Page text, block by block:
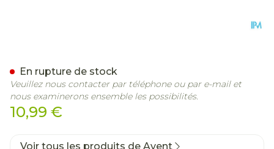
10,99 €
En rupture de stock
Veuillez nous contacter par téléphone ou par e-mail et
nous examinerons ensemble les possibilités.
Voir tous les produits de Avent